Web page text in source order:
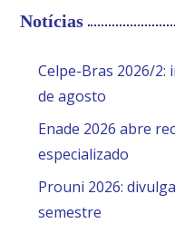
Notícias
Celpe-Bras 2026/2:
de agosto
Enade 2026 abre
especializado
Prouni 2026:
semestre